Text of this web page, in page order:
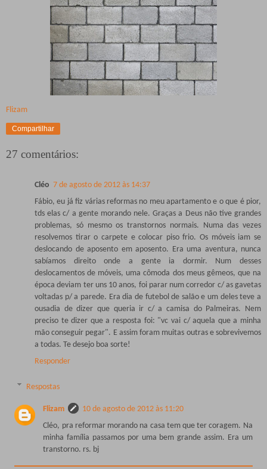
Flizam
Compartilhar
27 comentários:
Cléo 7 de agosto de 2012 às 14:37
Fábio, eu já fiz várias reformas no meu apartamento e o que é pior,
tds elas c/ a gente morando nele. Graças a Deus não tive grandes
problemas, só mesmo os transtornos normais. Numa das vezes
resolvemos tirar o carpete e colocar piso frio. Os móveis iam se
deslocando de aposento em aposento. Era uma aventura, nunca
sabíamos direito onde a gente ia dormir. Num desses
deslocamentos de móveis, uma cômoda dos meus gêmeos, que na
época deviam ter uns 10 anos, foi parar num corredor c/ as gavetas
voltadas p/ a parede. Era dia de futebol de salão e um deles teve a
ousadia de dizer que queria ir c/ a camisa do Palmeiras. Nem
preciso te dizer que a resposta foi: "vc vai c/ aquela que a minha
mão conseguir pegar". E assim foram muitas outras e sobrevivemos
a todas. Te desejo boa sorte!
Responder
Respostas
Flizam
10 de agosto de 2012 às 11:20
Cléo, pra reformar morando na casa tem que ter coragem. Na
minha família passamos por uma bem grande assim. Era um
transtorno. rs. bj